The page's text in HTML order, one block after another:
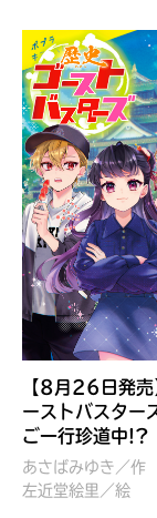
ぼくたちのマイ
冒険記 エンチ
VS暴走モブ
【8月26日発売
ーストバスター
ご一行珍道中!?
あさばみゆき／作
左近堂絵里／絵